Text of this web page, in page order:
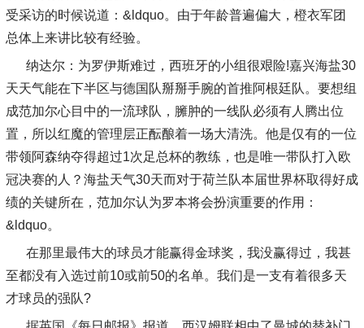
受采访的时候说道：&ldquo。由于年龄普遍偏大，橙衣军团
总体上来讲比较有经验。
纳达尔：为罗伊斯难过，西班牙的小组很艰险!嘉兴海盐30
天天气能在下半区与德国队掰掰手腕的首推阿根廷队。要想组
成范加尔心目中的一流球队，臃肿的一线队必须有人腾出位
置，所以红魔的管理层正酝酿着一场大清洗。他是仅有的一位
带领阿森纳夺得超过1次足总杯的教练，也是唯一带队打入欧
冠决赛的人？海盐天气30天而对于荷兰队本届世界杯取得好成
绩的关键所在，范加尔认为罗本将会扮演重要的作用：
&ldquo。
在那里最伟大的球员才能赢得金球奖，我没赢得过，我甚
至都没有入选过前10或前50的名单。我们是一支有着很多天
才球员的强队?